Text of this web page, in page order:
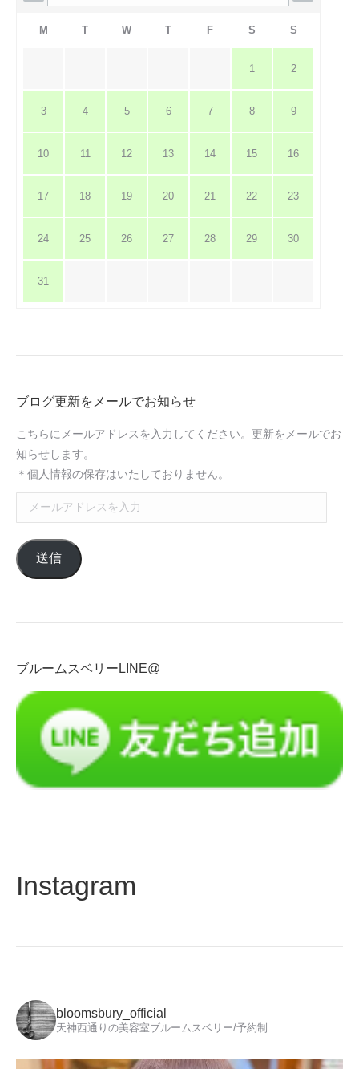
M T W T F S S
1 2
3 4 5 6 7 8 9
10 11 12 13 14 15 16
17 18 19 20 21 22 23
24 25 26 27 28 29 30
31
ブログ更新をメールでお知らせ
こちらにメールアドレスを入力してください。更新をメールでお
知らせします。
＊個人情報の保存はいたしておりません。
ー
ル
ア
ス
入
送信
ブルームスベリーLINE@
Instagram
bloomsbury_official
天神西通りの美容室ブルームスベリー/予約制